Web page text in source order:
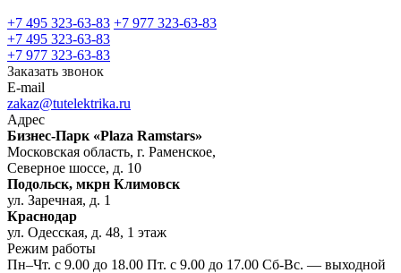
+7 495 323-63-83 +7 977 323-63-83
+7 495 323-63-83
+7 977 323-63-83
Заказать звонок
E-mail
zakaz@tutelektrika.ru
Адрес
Бизнес-Парк «Plaza Ramstars»
Московская область, г. Раменское,
Северное шоссе, д. 10
Подольск, мкрн Климовск
ул. Заречная, д. 1
Краснодар
ул. Одесская, д. 48, 1 этаж
Режим работы
Пн–Чт. с 9.00 до 18.00 Пт. с 9.00 до 17.00 Сб-Вс. — выходной